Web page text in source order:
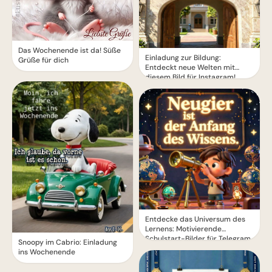
Das Wochenende ist da! Süße
Grüße für dich
Snoopy im Cabrio: Einladung
ins Wochenende
Einladung zur Bildung:
Entdeckt neue Welten mit
diesem Bild für Instagram!
Entdecke das Universum des
Lernens: Motivierende
Schulstart-Bilder für Telegram